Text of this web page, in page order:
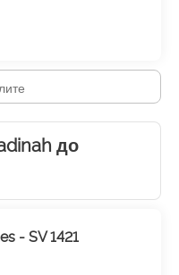
до
- SV 1421